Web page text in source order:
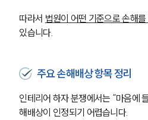
따라서 법원이 어떤 기준으로 손해
있습니다.
주요 손해배상 항목 정리
인테리어 하자 분쟁에서는 “마음에
해배상이 인정되기 어렵습니다.